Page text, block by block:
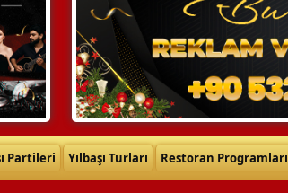
Partileri Yılbaşı Turları Restoran Programları